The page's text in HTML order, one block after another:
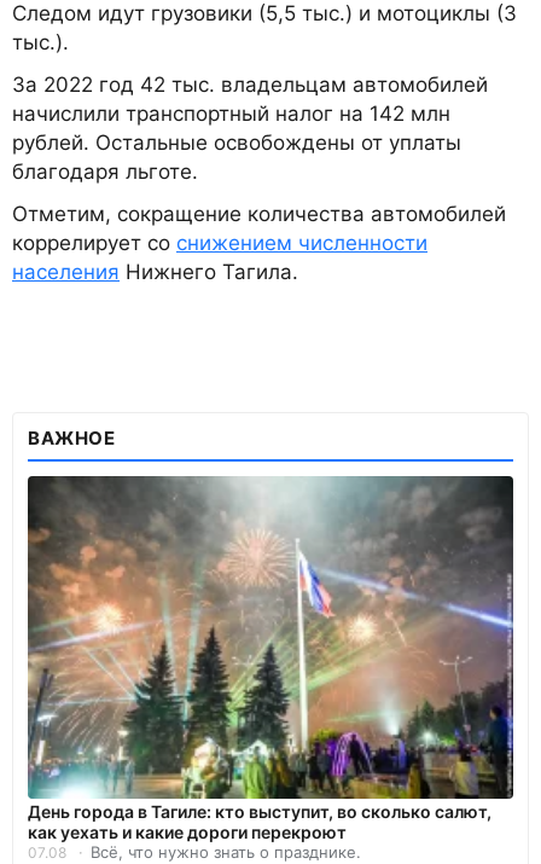
Следом идут грузовики (5,5 тыс.) и мотоциклы (3
тыс.).
За 2022 год 42 тыс. владельцам автомобилей
начислили транспортный налог на 142 млн
рублей. Остальные освобождены от уплаты
благодаря льготе.
Отметим, сокращение количества автомобилей
коррелирует со снижением численности
населения Нижнего Тагила.
ВАЖНОЕ
День города в Тагиле: кто выступит, во сколько салют,
как уехать и какие дороги перекроют
07.08 Всё, что нужно знать о празднике.